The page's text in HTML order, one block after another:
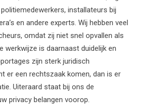
installateurs bij
en andere experts. Wij hebben veel
omdat zij niet snel opvallen als
werkwijze is daarnaast duidelijk en
zijn sterk juridisch
er een rechtszaak komen, dan is er
Uiteraard staat bij ons de
privacy belangen voorop.